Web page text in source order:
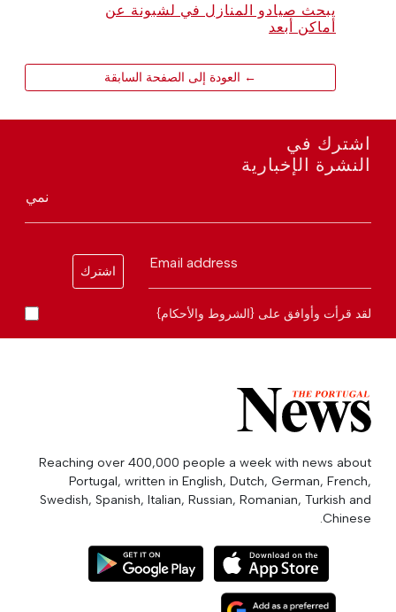
يبحث صيادو المنازل في لشبونة عن
أماكن أبعد
← العودة إلى الصفحة السابقة
اشترك في
النشرة الإخبارية
نمي
Email address
اشترك
لقد قرأت وأوافق على {الشروط والأحكام}
Reaching over 400,000 people a week with news about
Portugal, written in English, Dutch, German, French,
Swedish, Spanish, Italian, Russian, Romanian, Turkish and
Chinese.